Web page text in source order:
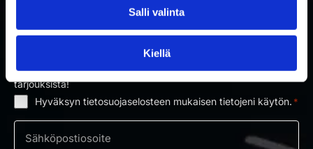
Salli valinta
Kiellä
TILAA RAKETTITUKUN UUTISKIRJE
tarjouksista!
Hyväksyn tietosuojaselosteen mukaisen tietojeni käytön. *
Sähköposti